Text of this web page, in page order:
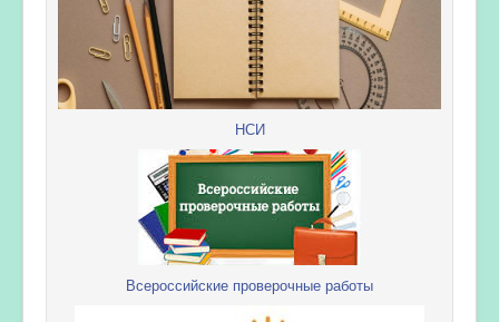
НСИ
Всероссийские проверочные работы